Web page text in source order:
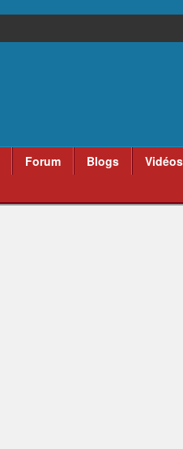
Forum Blogs Vidéos